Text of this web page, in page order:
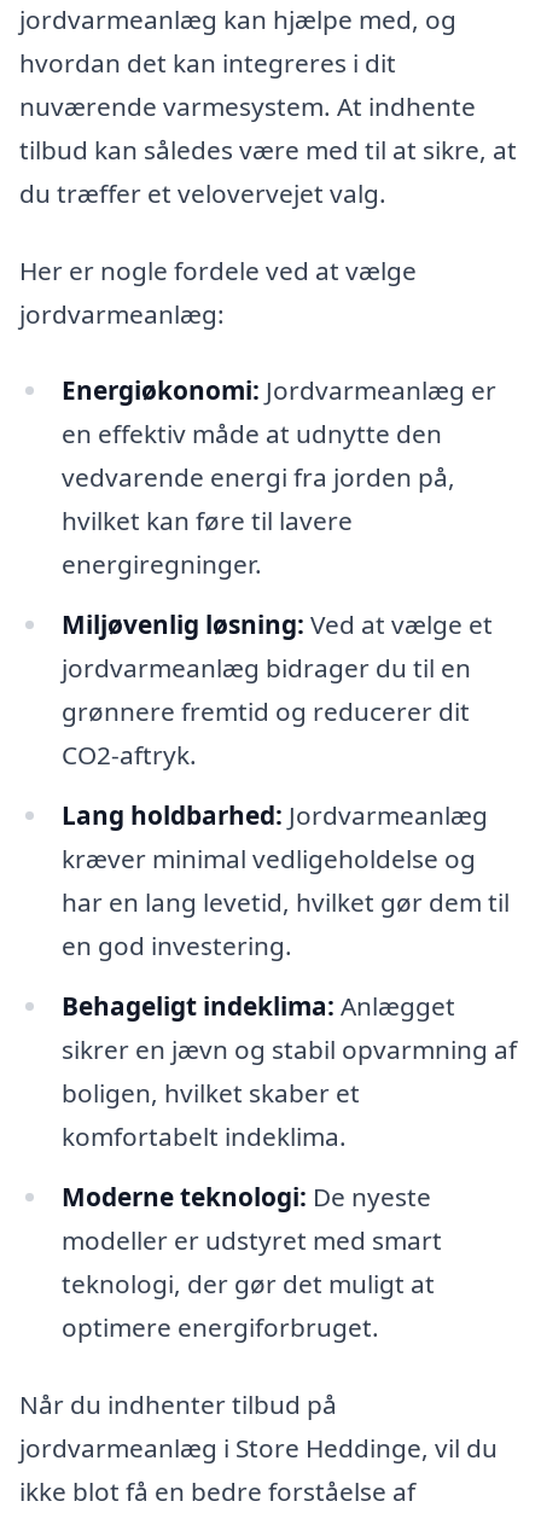
jordvarmeanlæg kan hjælpe med, og
hvordan det kan integreres i dit
nuværende varmesystem. At indhente
tilbud kan således være med til at sikre, at
du træffer et velovervejet valg.
Her er nogle fordele ved at vælge
jordvarmeanlæg:
Energiøkonomi: Jordvarmeanlæg er
en effektiv måde at udnytte den
vedvarende energi fra jorden på,
hvilket kan føre til lavere
energiregninger.
Miljøvenlig løsning: Ved at vælge et
jordvarmeanlæg bidrager du til en
grønnere fremtid og reducerer dit
CO2-aftryk.
Lang holdbarhed: Jordvarmeanlæg
kræver minimal vedligeholdelse og
har en lang levetid, hvilket gør dem til
en god investering.
Behageligt indeklima: Anlægget
sikrer en jævn og stabil opvarmning af
boligen, hvilket skaber et
komfortabelt indeklima.
Moderne teknologi: De nyeste
modeller er udstyret med smart
teknologi, der gør det muligt at
optimere energiforbruget.
Når du indhenter tilbud på
jordvarmeanlæg i Store Heddinge, vil du
ikke blot få en bedre forståelse af